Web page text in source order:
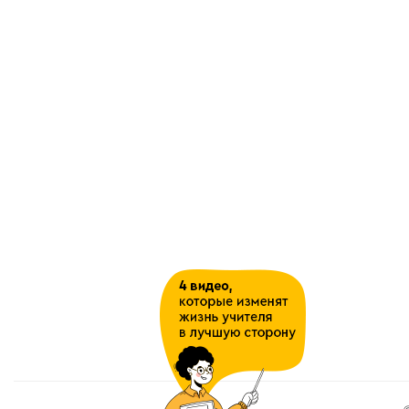
Правило многоугольника
Начало второго вектора
сумма же
совпадающим с концом
замыкающим ломаную). Так
Правило параллелограмма
Для сложения двух